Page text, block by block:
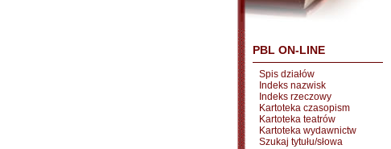
PBL ON-LINE
Spis działów
Indeks nazwisk
Indeks rzeczowy
Kartoteka czasopism
Kartoteka teatrów
Kartoteka wydawnictw
Szukaj tytułu/słowa